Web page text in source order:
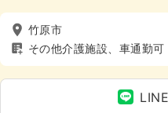
竹原市
その他介護施設、車通勤可